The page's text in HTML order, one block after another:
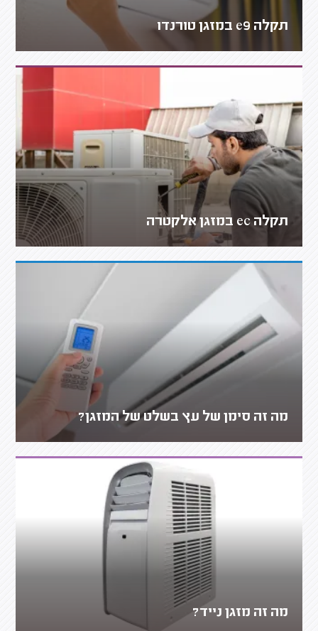
תקלה e9 במזגן טורנדו
תקלה ec במזגן אלקטרה
מה זה סימן של עץ בשלט של המזגן?
מה זה מזגן נייד?